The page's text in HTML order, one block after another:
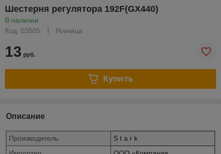
Шестерня регулятора 192F(GX440)
В наличии
Код: 03505
Розница
13 руб.
Купить
Описание
Производитель
S t a r k